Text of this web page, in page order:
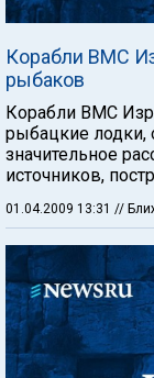
Корабли ВМС
рыбаков
Корабли ВМС
рыбацкие лодки,
значительное
источников,
01.04.2009 13:31 //